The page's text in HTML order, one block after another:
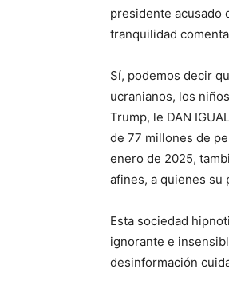
presidente acusado
tranquilidad
Sí, podemos decir
ucranianos, los
Trump, le DAN
de 77 millones de
enero de 2025,
afines, a quienes su
Esta sociedad
ignorante e
desinformación